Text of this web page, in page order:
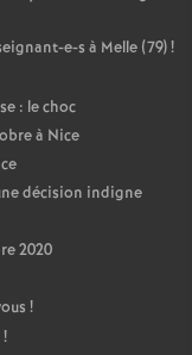
e-s à Melle (79)!
: le choc
à Nice
décision indigne
2020
!
!